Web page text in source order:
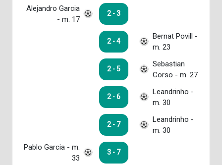
Alejandro Garcia
- m. 17
2 - 3
2 - 4
Bernat Povill -
m. 23
2 - 5
Sebastian
Corso - m. 27
2 - 6
Leandrinho -
m. 30
2 - 7
Leandrinho -
m. 30
Pablo Garcia - m.
33
3 - 7